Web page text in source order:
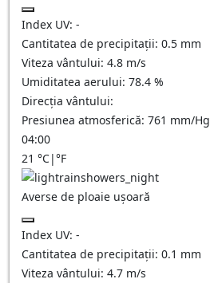
Index UV: -
Cantitatea de precipitații: 0.5 mm
Viteza vântului: 4.8 m/s
Umiditatea aerului: 78.4 %
Direcția vântului:
Presiunea atmosferică: 761 mm/Hg
04:00
21 °C|°F
Averse de ploaie ușoară
Index UV: -
Cantitatea de precipitații: 0.1 mm
Viteza vântului: 4.7 m/s